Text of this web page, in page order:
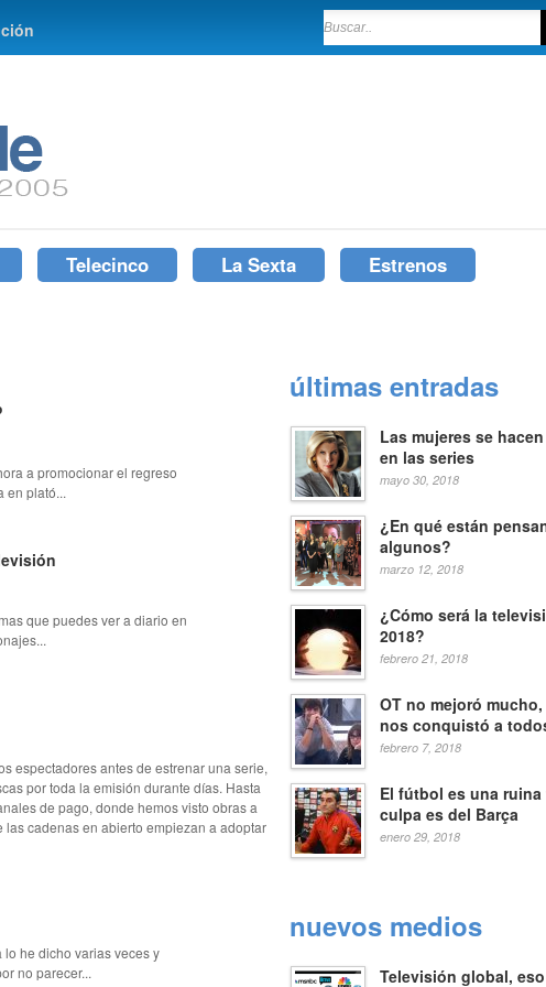
Telecinco La Sexta Estrenos
a promocionar el regreso
en plató...
que puedes ver a diario en
espectadores antes de estrenar una serie,
por toda la emisión durante días. Hasta
de pago, donde hemos visto obras a
cadenas en abierto empiezan a adoptar
he dicho varias veces y
no parecer...
últimas entradas
Las mujeres se
en las series
mayo 30, 2018
¿En qué están
algunos?
marzo 12, 2018
¿Cómo será la
2018?
febrero 21, 2018
OT no mejoró
nos conquistó a
febrero 7, 2018
El fútbol es una ruina
culpa es del Barça
enero 29, 2018
nuevos medios
Televisión global,